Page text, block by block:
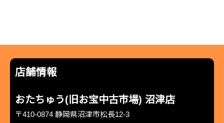
店舗情報
おたちゅう(旧お宝中古市場) 沼津店
〒410-0874 静岡県沼津市松長12-3